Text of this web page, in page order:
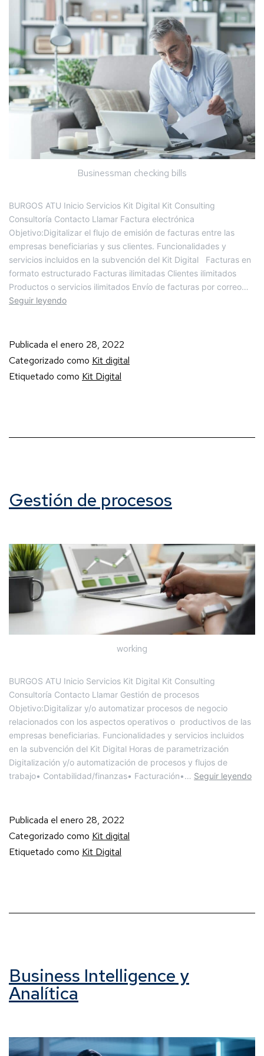
Businessman checking bills
BURGOS ATU Inicio Servicios Kit Digital Kit Consulting
Consultoría Contacto Llamar Factura electrónica
Objetivo:Digitalizar el flujo de emisión de facturas entre las
empresas beneficiarias y sus clientes. Funcionalidades y
servicios incluidos en la subvención del Kit Digital Facturas en
formato estructurado Facturas ilimitadas Clientes ilimitados
Productos o servicios ilimitados Envío de facturas por correo…
Seguir leyendo
Publicada el enero 28, 2022
Categorizado como Kit digital
Etiquetado como Kit Digital
Gestión de procesos
working
BURGOS ATU Inicio Servicios Kit Digital Kit Consulting
Consultoría Contacto Llamar Gestión de procesos
Objetivo:Digitalizar y/o automatizar procesos de negocio
relacionados con los aspectos operativos o productivos de las
empresas beneficiarias. Funcionalidades y servicios incluidos
en la subvención del Kit Digital Horas de parametrización
Digitalización y/o automatización de procesos y flujos de
trabajo• Contabilidad/finanzas• Facturación•… Seguir leyendo
Publicada el enero 28, 2022
Categorizado como Kit digital
Etiquetado como Kit Digital
Business Intelligence y
Analítica